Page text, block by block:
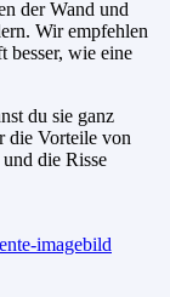
der Wand und
Wir empfehlen
wie eine
du sie ganz
die Vorteile von
die Risse